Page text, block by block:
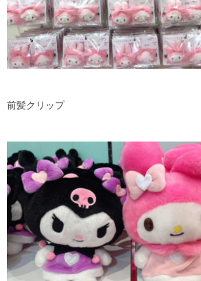
前髪クリップ